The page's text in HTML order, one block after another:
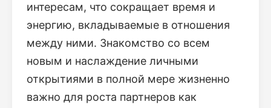
интересам, что сокращает время и
энергию, вкладываемые в отношения
между ними. Знакомство со всем
новым и наслаждение личными
открытиями в полной мере жизненно
важно для роста партнеров как